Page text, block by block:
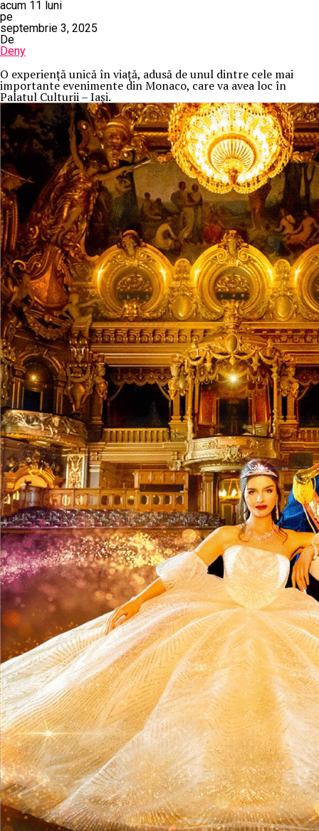
acum 11 luni
pe
septembrie 3, 2025
De
Deny
O experiență unică în viață, adusă de unul dintre cele mai
importante evenimente din Monaco, care va avea loc în
Palatul Culturii – Iași.